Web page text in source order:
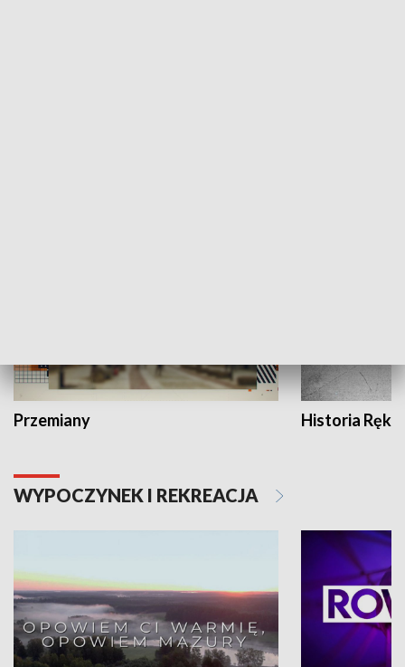
Przemiany Historia Ręką
WYPOCZYNEK I REKREACJA